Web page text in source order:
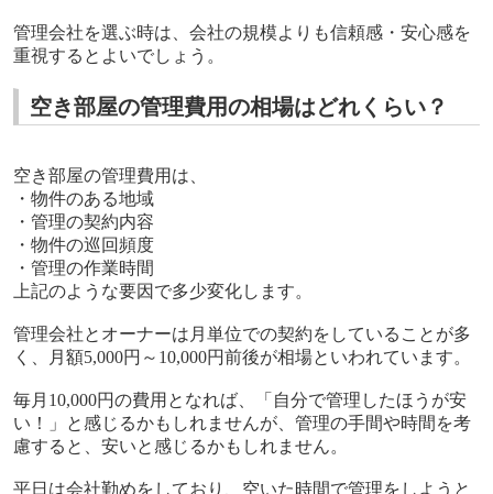
管理会社を選ぶ時は、会社の規模よりも信頼感・安心感を
重視するとよいでしょう。
空き部屋の管理費用の相場はどれくらい？
空き部屋の管理費用は、
・物件のある地域
・管理の契約内容
・物件の巡回頻度
・管理の作業時間
上記のような要因で多少変化します。
管理会社とオーナーは月単位での契約をしていることが多
く、月額5,000円～ 10,000円前後が相場といわれています。
毎月 10,000円の費用となれば、「自分で管理したほうが安
い！」と感じるかもしれませんが、管理の手間や時間を考
慮すると、安いと感じるかもしれません。
平日は会社勤めをしており、空いた時間で管理をしようと